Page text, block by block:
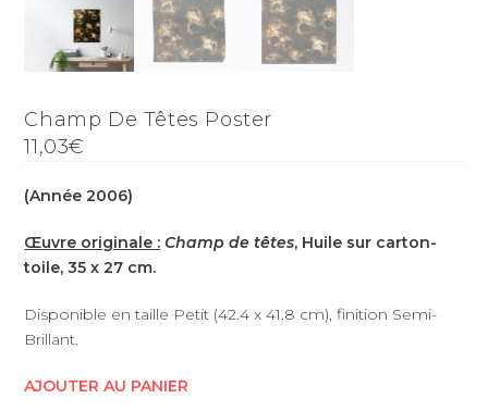
Champ De Têtes Poster
11,03€
(Année 2006)
Œuvre originale : Champ de têtes, Huile sur carton-
toile, 35 x 27 cm.
Disponible en taille Petit (42.4 x 41.8 cm), finition Semi-
Brillant.
AJOUTER AU PANIER